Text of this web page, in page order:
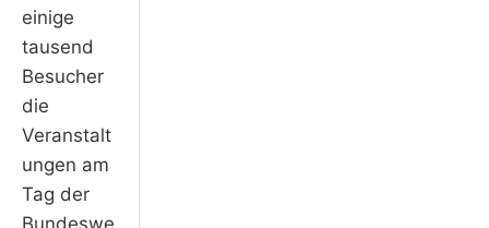
einige
tausend
Besucher
die
Veranstalt
ungen am
Tag der
Bundeswe